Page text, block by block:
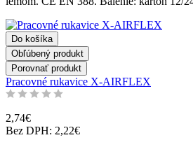
Do košíka
Obľúbený produkt
Porovnať produkt
Pracovné rukavice X-AIRFLEX
2,74€
Bez DPH: 2,22€